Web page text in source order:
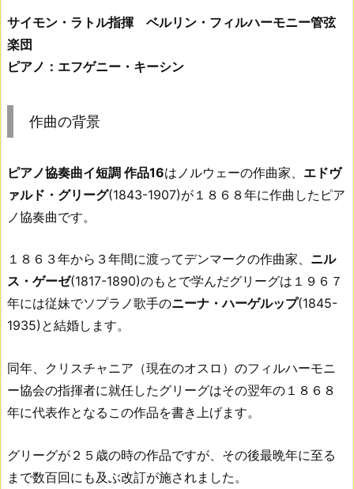
サイモン・ラトル指揮 ベルリン・フィルハーモニー管弦
楽団
ピアノ：エフゲニー・キーシン
作曲の背景
ピアノ協奏曲イ短調 作品16はノルウェーの作曲家、 エドヴ
ァルド・グリーグ(1843-1907)が１８６８年に作曲したピア
ノ協奏曲です。
１８６３年から３年間に渡ってデンマークの作曲家、 ニル
ス・ゲーゼ(1817-1890)のもとで学んだグリーグは１９６７
年には従妹でソプラノ歌手のニーナ・ハーゲルップ(1845-
1935)と結婚します。
同年、クリスチャニア（現在のオスロ）のフィルハーモニ
ー協会の指揮者に就任したグリーグはその翌年の１８６８
年に代表作となるこの作品を書き上げます。
グリーグが２５歳の時の作品ですが、その後最晩年に至る
まで数百回にも及ぶ改訂が施されました。